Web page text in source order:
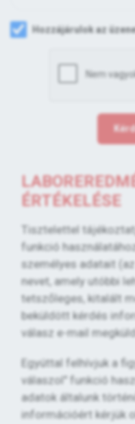
Hozzájárulok az
ÉRTÉKELÉSE
Tisztelettel
funkció
személyes adatait
nevet, amely utóbbi
tetszőleges, kitalált
beküldött kérdés
válasz e-mail
Egyúttal felhívjuk a
válaszol" funkció
adatok általunk
információért kérjük